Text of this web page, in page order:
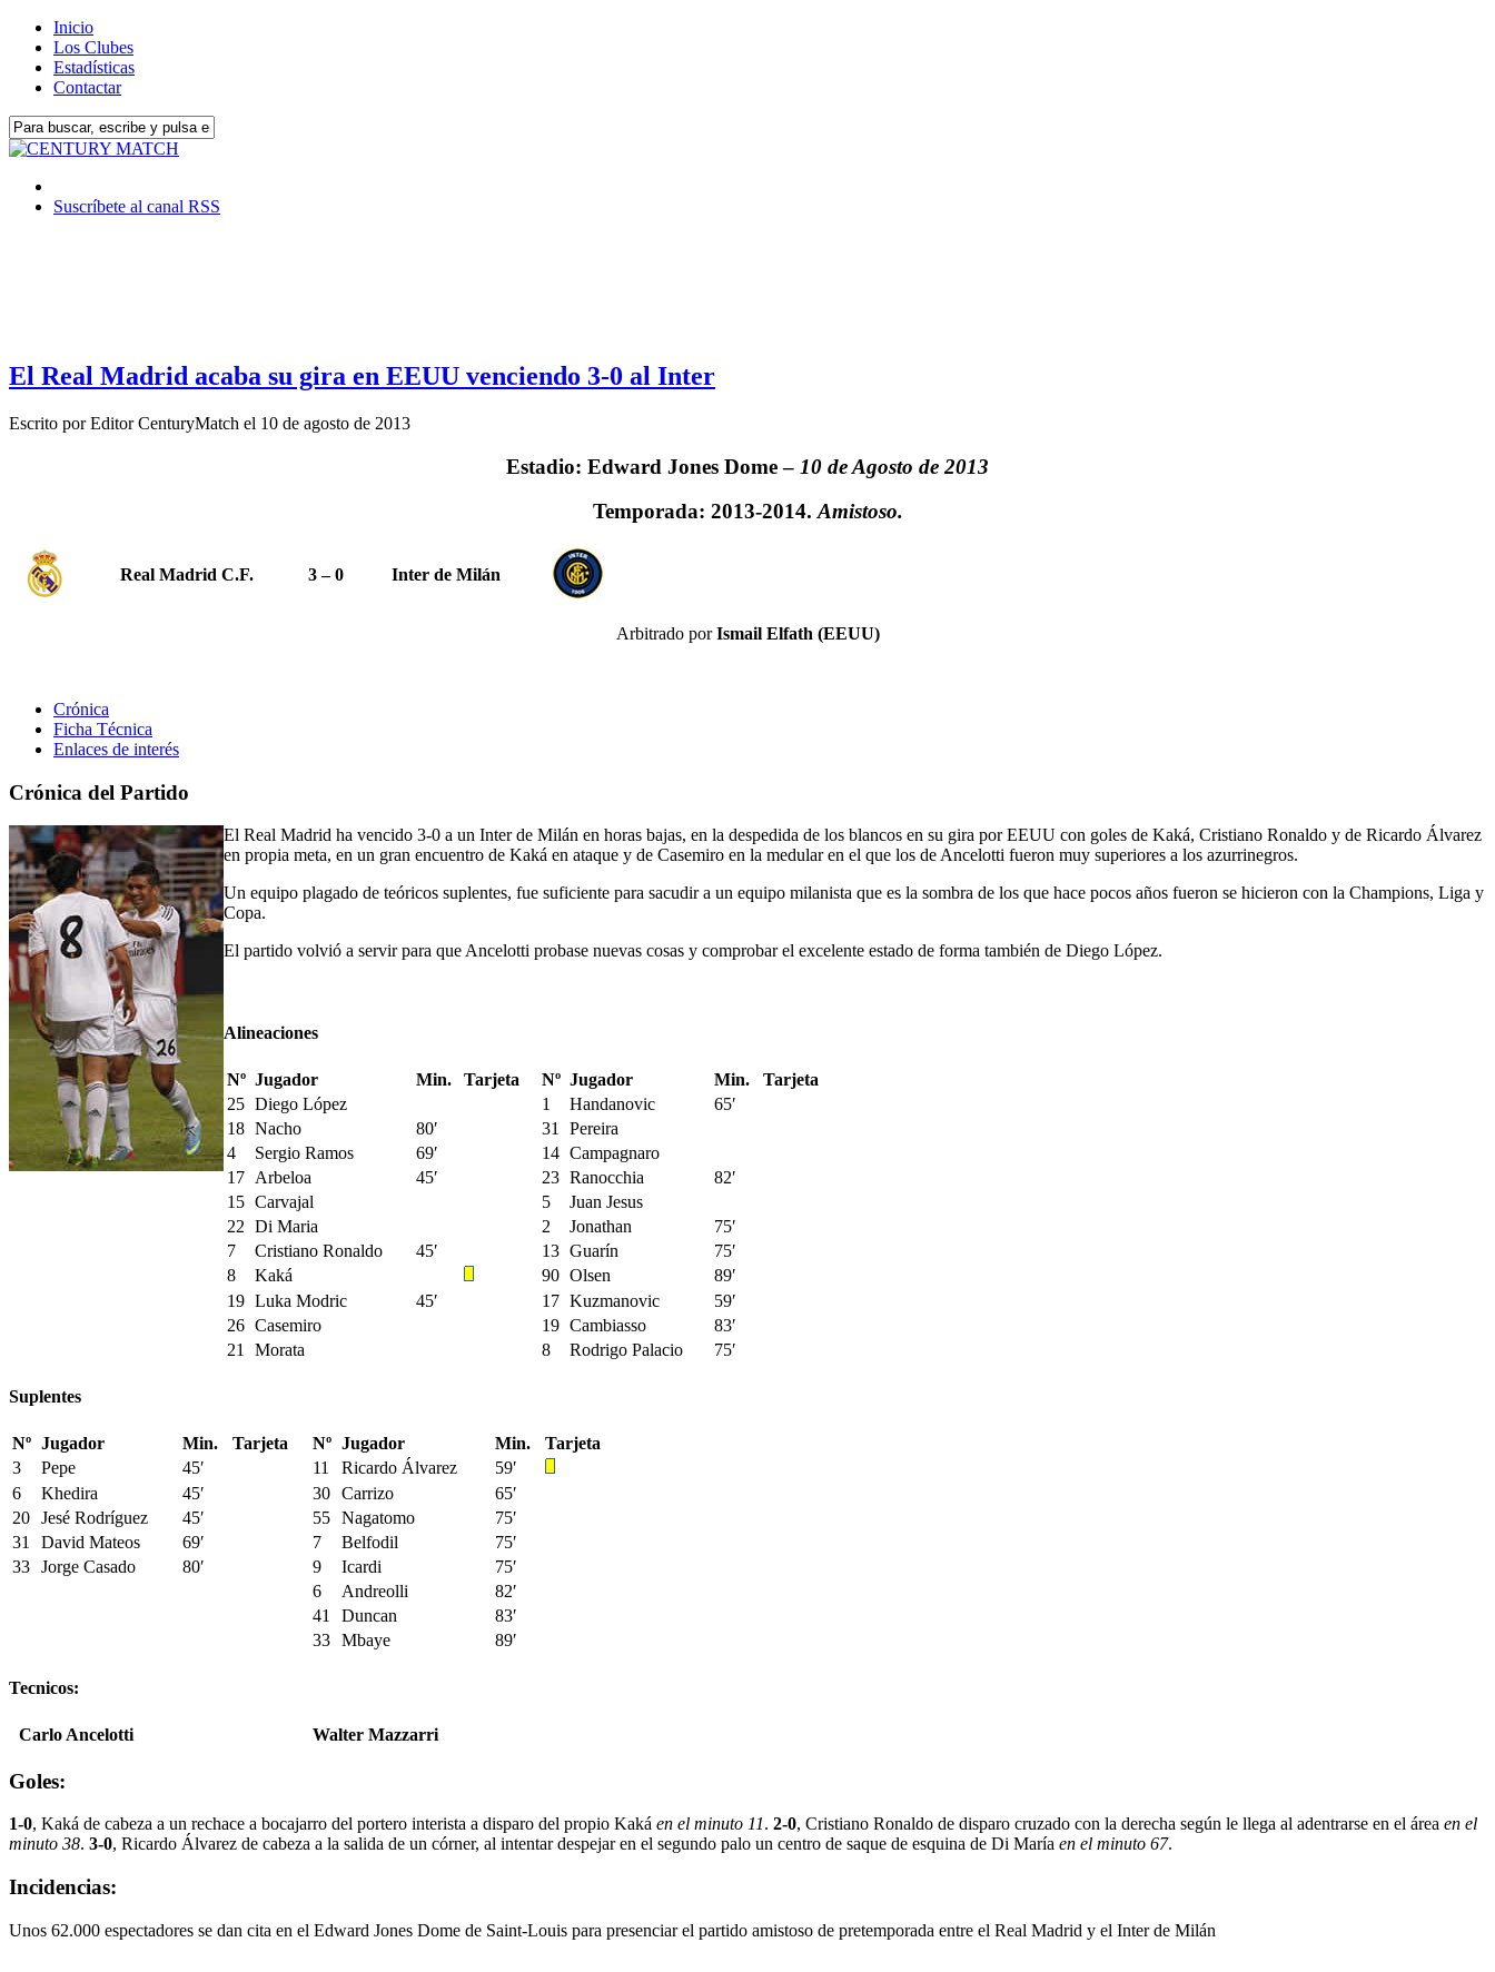
Inicio
Los Clubes
Estadísticas
Contactar
Suscríbete al canal RSS
El Real Madrid acaba su gira en EEUU venciendo 3-0 al Inter
Escrito porEditor CenturyMatch el 10 de agosto de 2013
Estadio: Edward Jones Dome – 10 de Agosto de 2013
Temporada: 2013-2014.Amistoso.
Real Madrid C.F. 3 – 0 Inter de Milán
Arbitrado porIsmail Elfath (EEUU)
Crónica
Ficha Técnica
Enlaces de interés
Crónica del Partido
El Real Madrid ha vencido 3-0 a un Inter de Milán en horas bajas, en la despedida de los blancos en su gira por EEUU con goles de Kaká, Cristiano Ronaldo y de Ricardo Álvarez
en propia meta, en un gran encuentro de Kaká en ataque y de Casemiro en la medular en el que los de Ancelotti fueron muy superiores a los azurrinegros.
Un equipo plagado de teóricos suplentes, fue suficiente para sacudir a un equipo milanista que es la sombra de los que hace pocos años fueron se hicieron con la Champions, Liga y
Copa.
El partido volvió a servir para que Ancelotti probase nuevas cosas y comprobar el excelente estado de forma también de Diego López.
Alineaciones
Nº Jugador Min. Tarjeta Nº Jugador Min.
Tarjeta
25 Diego López 1 Handanovic
65′
18 Nacho 80′ 31
Pereira
4
Sergio Ramos 69′ 14 Campagnaro
17 Arbeloa 45′ 23 Ranocchia
82′
15 Carvajal 5
Juan Jesus
22 Di Maria 2 Jonathan
75′
7
Cristiano Ronaldo 45′ 13 Guarín
75′
8
Kaká 90 Olsen
89′
19 Luka Modric 45′ 17 Kuzmanovic
59′
26 Casemiro 19 Cambiasso
83′
21
Morata 8 Rodrigo Palacio 75′
Suplentes
Nº Jugador Min. Tarjeta Nº Jugador Min.
Tarjeta
3
Pepe 45′ 11 Ricardo Álvarez
59′
6
Khedira 45′ 30 Carrizo
65′
20 Jesé Rodríguez 45′ 55 Nagatomo
75′
31
David Mateos 69′ 7 Belfodil
75′
33 Jorge Casado 80′ 9 Icardi
75′
6
Andreolli
82′
41
Duncan
83′
33 Mbaye 89′
Tecnicos:
Carlo Ancelotti Walter Mazzarri
Goles:
1-0, Kaká de cabeza a un rechace a bocajarro del portero interista a disparo del propio Kaká en el minuto 11. 2-0, Cristiano Ronaldo de disparo cruzado con la derecha según le llega al adentrarse en el área en el
minuto 38. 3-0, Ricardo Álvarez de cabeza a la salida de un córner, al intentar despejar en el segundo palo un centro de saque de esquina de Di María en el minuto 67.
Incidencias:
Unos 62.000 espectadores se dan cita en el Edward Jones Dome de Saint-Louis para presenciar el partido amistoso de pretemporada entre el Real Madrid y el Inter de Milán